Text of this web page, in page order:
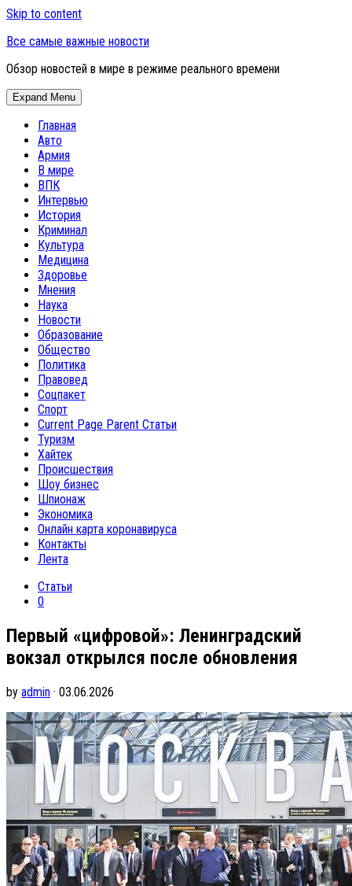
Skip to content
Все самые важные новости
Обзор новостей в мире в режиме реального времени
Expand Menu
Главная
Авто
Армия
В мире
ВПК
Интервью
История
Криминал
Культура
Медицина
Здоровье
Мнения
Наука
Новости
Образование
Общество
Политика
Правовед
Соцпакет
Спорт
Current Page Parent Статьи
Туризм
Хайтек
Происшествия
Шоу бизнес
Шпионаж
Экономика
Онлайн карта коронавируса
Контакты
Лента
Статьи
0
Первый «цифровой»: Ленинградский
вокзал открылся после обновления
by admin · 03.06.2026